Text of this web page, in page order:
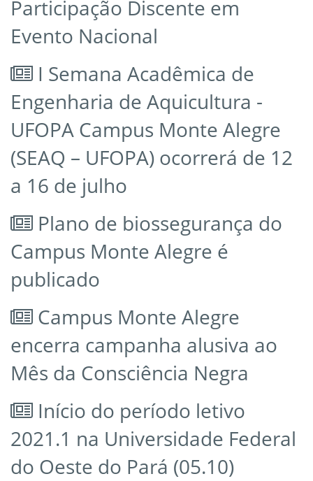
Participação Discente em
Evento Nacional
I Semana Acadêmica de
Engenharia de Aquicultura -
UFOPA Campus Monte Alegre
(SEAQ – UFOPA) ocorrerá de 12
a 16 de julho
Plano de biossegurança do
Campus Monte Alegre é
publicado
Campus Monte Alegre
encerra campanha alusiva ao
Mês da Consciência Negra
Início do período letivo
2021.1 na Universidade Federal
do Oeste do Pará (05.10)